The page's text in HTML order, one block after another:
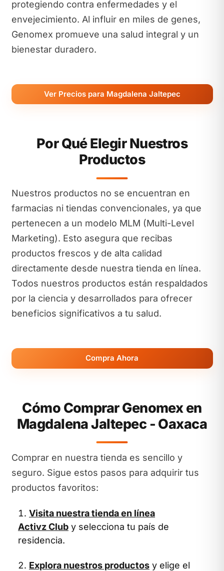
protegiendo contra enfermedades y el
envejecimiento. Al influir en miles de genes,
Genomex promueve una salud integral y un
bienestar duradero.
Ver Precios para Magdalena Jaltepec
Por Qué Elegir Nuestros
Productos
Nuestros productos no se encuentran en
farmacias ni tiendas convencionales, ya que
pertenecen a un modelo MLM (Multi-Level
Marketing). Esto asegura que recibas
productos frescos y de alta calidad
directamente desde nuestra tienda en línea.
Todos nuestros productos están respaldados
por la ciencia y desarrollados para ofrecer
beneficios significativos a tu salud.
Compra Ahora
Cómo Comprar Genomex en
Magdalena Jaltepec - Oaxaca
Comprar en nuestra tienda es sencillo y
seguro. Sigue estos pasos para adquirir tus
productos favoritos:
Visita nuestra tienda en línea
Activz Club y selecciona tu país de
residencia.
Explora nuestros productos y elige el